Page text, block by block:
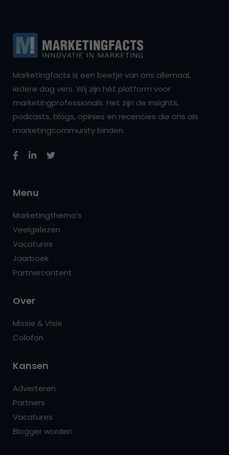
Marketingfacts is een beetje van ons allemaal,
iedere dag vers. Wij zijn hét platform voor
marketingprofessionals. Het zijn de insights,
podcasts, blogs, opinies en recencies die ons als
marketingcommunity binden.
Menu
Marketingthema’s
Veelgelezen
Vacatures
Jaarboek
Partnercontent
Over
Missie & Visie
Colofon
Kansen
Adverteren
Partners
Vacatures
Blogger worden